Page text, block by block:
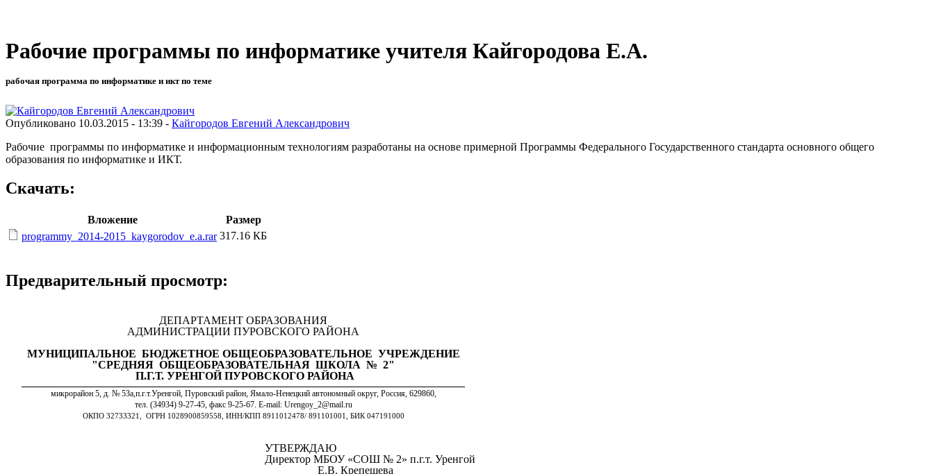
Рабочие программы по информатике учителя Кайгородова Е.А.
рабочая программа по информатике и икт по теме
Опубликовано 10.03.2015 - 13:39 - Кайгородов Евгений Александрович
Рабочие программы по информатике и информационным технологиям разработаны на основе примерной Программы Федерального Государственного стандарта основного общего
образования по информатике и ИКТ.
Скачать:
Вложение
Размер
programmy_2014-2015_kaygorodov_e.a.rar 317.16 КБ
Предварительный просмотр:
ДЕПАРТАМЕНТ ОБРАЗОВАНИЯ
АДМИНИСТРАЦИИ ПУРОВСКОГО РАЙОНА
МУНИЦИПАЛЬНОЕ БЮДЖЕТНОЕ ОБЩЕОБРАЗОВАТЕЛЬНОЕ УЧРЕЖДЕНИЕ
"СРЕДНЯЯ ОБЩЕОБРАЗОВАТЕЛЬНАЯ ШКОЛА № 2"
П.Г.Т. УРЕНГОЙ ПУРОВСКОГО РАЙОНА
микрорайон 5, д. № 53а,п.г.т.Уренгой, Пуровский район, Ямало-Ненецкий автономный округ, Россия, 629860,
тел. (34934) 9-27-45, факс 9-25-67. Е-mail: Urengoy_2@mail.ru
ОКПО 32733321, ОГРН 1028900859558, ИНН/КПП 8911012478/ 891101001, БИК 047191000
УТВЕРЖДАЮ
Директор МБОУ «СОШ № 2» п.г.т. Уренгой
_____ Е.В. Крепешева